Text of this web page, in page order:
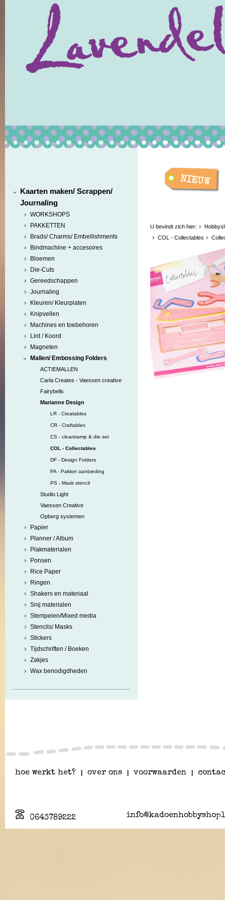
Kaarten maken/ Scrappen/
Journaling
WORKSHOPS
PAKKETTEN
Brads/ Charms/ Embellishments
Bindmachine + accesoires
Bloemen
Die-Cuts
Gereedschappen
Journaling
Kleuren/ Kleurplaten
Knipvellen
Machines en toebehoren
Lint / Koord
Magneten
Mallen/ Embossing Folders
ACTIEMALLEN
Carla Creates - Vaessen creative
Fairybells
Marianne Design
LR - Creatables
CR - Craftables
CS - clearstamp & die set
COL - Collectables
DF - Design Folders
PA - Pakket aanbieding
PS - Mask stencil
Studio Light
Vaessen Creative
Opberg systemen
Papier
Planner / Album
Plakmaterialen
Ponsen
Rice Paper
Ringen
Shakers en materiaal
Snij materialen
Stempelen/Mixed media
Stencils/ Masks
Stickers
Tijdschriften / Boeken
Zakjes
Wax benodigdheden
U bevindt zich hier:
COL - Collectables
hoe werkt het? over ons voorwaarden
0643789222